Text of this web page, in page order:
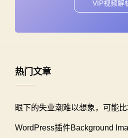
VIP视频解
热门文章
眼下的失业潮难以想象，可能比
WordPress插件Background